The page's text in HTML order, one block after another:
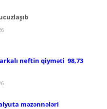
neftin qiyməti 98,73
məzənnələri